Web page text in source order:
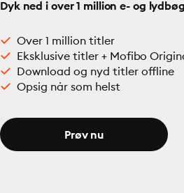
Dyk ned i over 1 million e- og
Over 1 million titler
Eksklusive titler + Mofibo
Download og nyd titler offline
Opsig når som helst
Prøv nu